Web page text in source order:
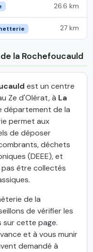
26.6 km
27 km
la Rochefoucauld
est un centre
Ze d'Olérat, à La
département de la
permet aux
de déposer
déchets
(DEEE), et
être collectés
de la
de vérifier les
sur cette page.
et à vous munir
demandé à